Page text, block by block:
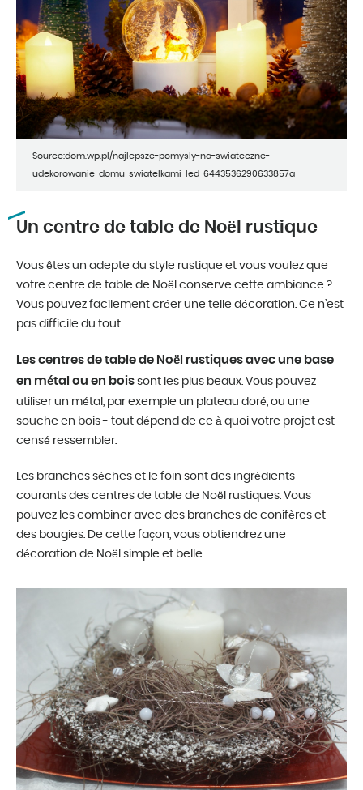
Source:dom.wp.pl/najlepsze-pomysly-na-swiateczne-
udekorowanie-domu-swiatelkami-led-6443536290633857a
Un centre de table de Noël rustique
Vous êtes un adepte du style rustique et vous voulez que
votre centre de table de Noël conserve cette ambiance ?
Vous pouvez facilement créer une telle décoration. Ce n’est
pas difficile du tout.
Les centres de table de Noël rustiques avec une base
en métal ou en bois sont les plus beaux. Vous pouvez
utiliser un métal, par exemple un plateau doré, ou une
souche en bois - tout dépend de ce à quoi votre projet est
censé ressembler.
Les branches sèches et le foin sont des ingrédients
courants des centres de table de Noël rustiques. Vous
pouvez les combiner avec des branches de conifères et
des bougies. De cette façon, vous obtiendrez une
décoration de Noël simple et belle.